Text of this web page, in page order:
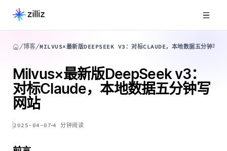
博客 MILVUS×最新版DEEPSEEK V3：对标CLAUDE，本地数据五分钟写网
Milvus×最新版DeepSeek v3：
对标Claude，本地数据五分钟写
网站
2025-04-07 4 分钟阅读